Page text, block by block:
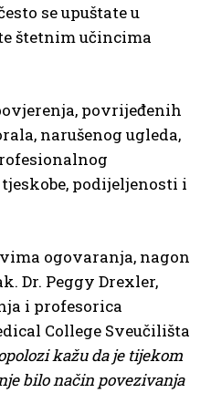
se upuštate u
štetnim učincima
povrijeđenih
narušenog ugleda,
podijeljenosti i
ogovaranja, nagon
Dr. Peggy Drexler,
i profesorica
College Sveučilišta
kažu da je tijekom
bilo način povezivanja